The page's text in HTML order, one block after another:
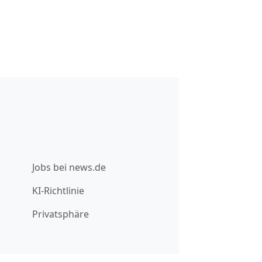
Jobs bei news.de
KI-Richtlinie
Privatsphäre